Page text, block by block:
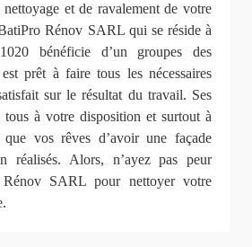
et de ravalement de votre
Rénov SARL qui se réside à
bénéficie d’un groupes des
prêt à faire tous les nécessaires
sur le résultat du travail. Ses
tous à votre disposition et surtout à
vos rêves d’avoir une façade
réalisés. Alors, n’ayez pas peur
Rénov SARL pour nettoyer votre